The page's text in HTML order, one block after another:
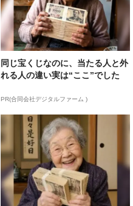
同じ宝くじなのに、当たる人と外
れる人の違い実は“ここ”でした
PR(合同会社デジタルファーム )